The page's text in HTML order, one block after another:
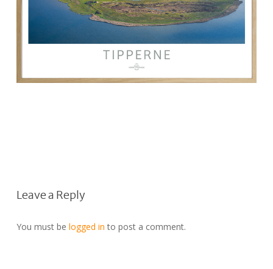
Leave a Reply
You must be logged in to post a comment.